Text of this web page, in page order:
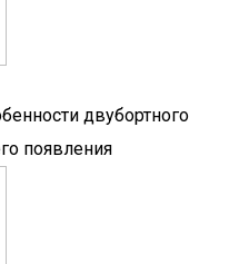
двубортного
появления